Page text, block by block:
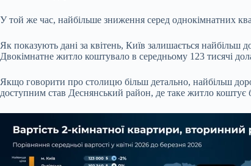
У той же час, найбільше зниження серед однокімнатних
Як показують дані за квітень, Київ залишається
Двокімнатне житло коштувало в середньому 123 тисячі
Якщо говорити про столицю більш детально, найбільш
доступним став Деснянський район, де таке житло коштує